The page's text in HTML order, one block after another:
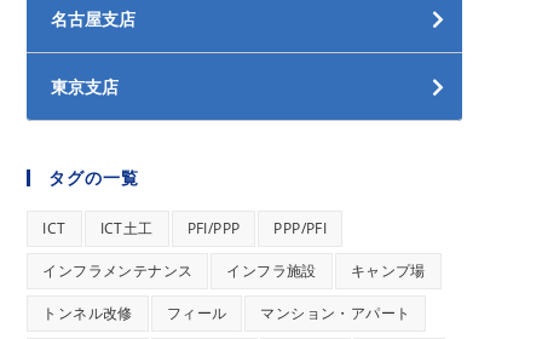
名古屋支店
東京支店
タグの一覧
ICT ICT土工 PFI/PPP PPP/PFI
インフラメンテナンス インフラ施設 キャンプ場
トンネル改修 フィール マンション・アパート